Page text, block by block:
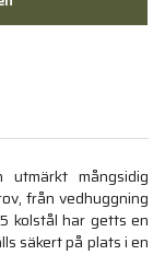
mångsidig
från vedhuggning
kolstål har getts en
säkert på plats i en